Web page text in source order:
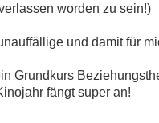
worden zu sein!)
und damit für
Grundkurs
fängt super an!